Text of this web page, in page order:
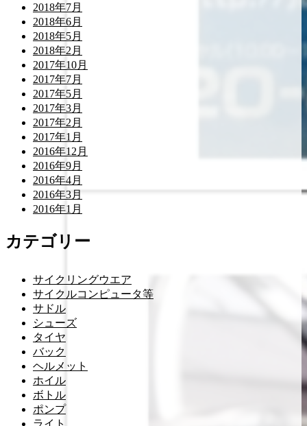
2018年7月
2018年6月
2018年5月
2018年2月
2017年10月
2017年7月
2017年5月
2017年3月
2017年2月
2017年1月
2016年12月
2016年9月
2016年4月
2016年3月
2016年1月
カテゴリー
サイクリングウエア
サイクルコンピュータ等
サドル
シューズ
タイヤ
バック
ヘルメット
ホイル
ボトル
ポンプ
ライト